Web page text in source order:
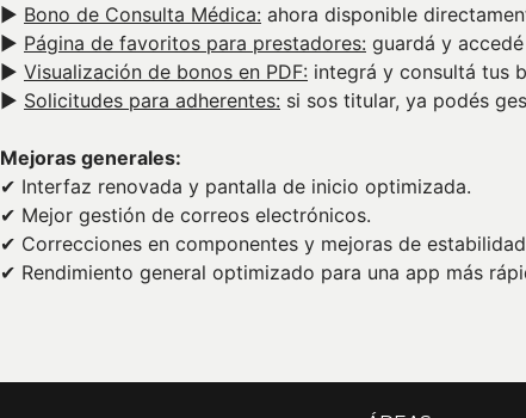
▶ Bono de Consulta Médica: ahora disponible
▶ Página de favoritos para prestadores: guardá y
▶ Visualización de bonos en PDF: integrá y consultá tus
▶ Solicitudes para adherentes: si sos titular, ya podés
Mejoras generales:
✔ Interfaz renovada y pantalla de inicio optimizada.
✔ Mejor gestión de correos electrónicos.
✔ Correcciones en componentes y mejoras de
✔ Rendimiento general optimizado para una app más